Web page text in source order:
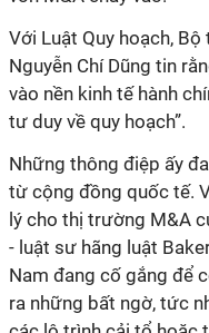
Với Luật Quy hoạch,
Nguyễn Chí Dũng tin
vào nền kinh tế hành
tư duy về quy hoạch”.
Những thông điệp ấy
từ cộng đồng quốc tế.
lý cho thị trường M&A
- luật sư hãng luật
Nam đang cố gắng để
ra những bất ngờ, tức